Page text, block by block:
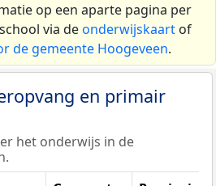
op een aparte pagina per
via deonderwijskaartof
de gemeente Hoogeveen.
en primair
het onderwijs in de